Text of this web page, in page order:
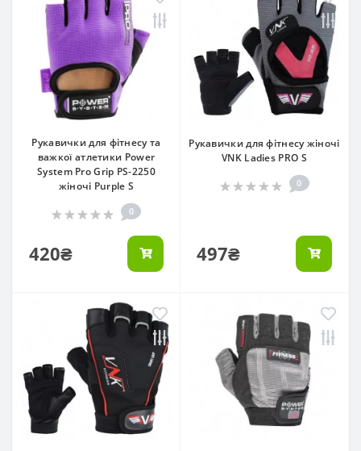
Рукавички для фітнесу та
важкої атлетики Power
System Pro Grip PS-2250
жіночі Purple S
0
420₴
Рукавички для фітнесу жіночі
VNK Ladies PRO S
0
497₴